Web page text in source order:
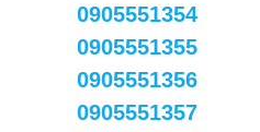
0905551354
0905551355
0905551356
0905551357